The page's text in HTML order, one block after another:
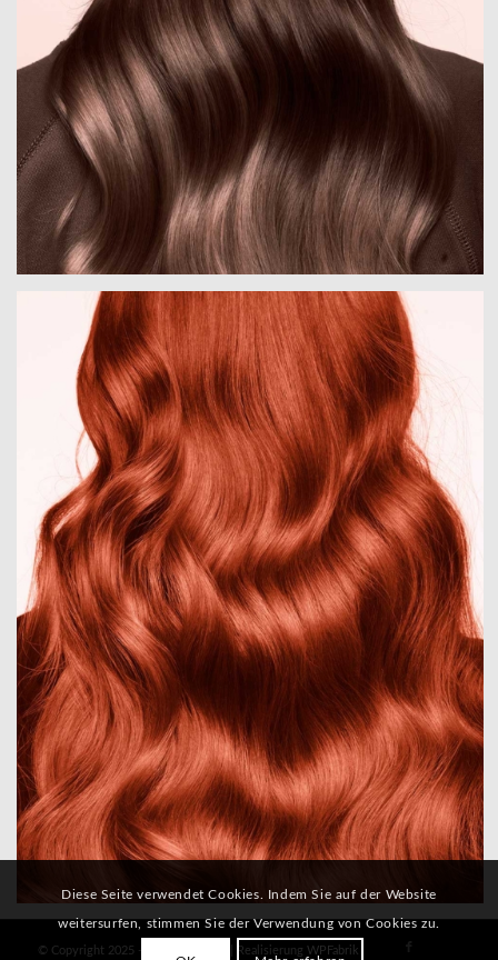
© Copyright 2025 - Ute Wieczorek | Realisierung WPFabrik
Diese Seite verwendet Cookies. Indem Sie auf der Website
weitersurfen, stimmen Sie der Verwendung von Cookies zu.